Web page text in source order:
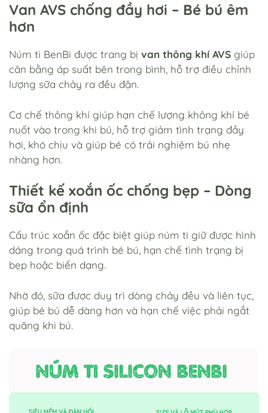
Van AVS chống đầy hơi – Bé bú êm
hơn
Núm ti BenBi được trang bị van thông khí AVS giúp
cân bằng áp suất bên trong bình, hỗ trợ điều chỉnh
lượng sữa chảy ra đều đặn.
Cơ chế thông khí giúp hạn chế lượng không khí bé
nuốt vào trong khi bú, hỗ trợ giảm tình trạng đầy
hơi, khó chịu và giúp bé có trải nghiệm bú nhẹ
nhàng hơn.
Thiết kế xoắn ốc chống bẹp – Dòng
sữa ổn định
Cấu trúc xoắn ốc đặc biệt giúp núm ti giữ được hình
dáng trong quá trình bé bú, hạn chế tình trạng bị
bẹp hoặc biến dạng.
Nhờ đó, sữa được duy trì dòng chảy đều và liên tục,
giúp bé bú dễ dàng hơn và hạn chế việc phải ngắt
quãng khi bú.